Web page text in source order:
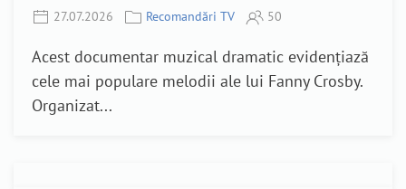
27.07.2026 Recomandări TV 50
Acest documentar muzical dramatic evidențiază
cele mai populare melodii ale lui Fanny Crosby.
Organizat...